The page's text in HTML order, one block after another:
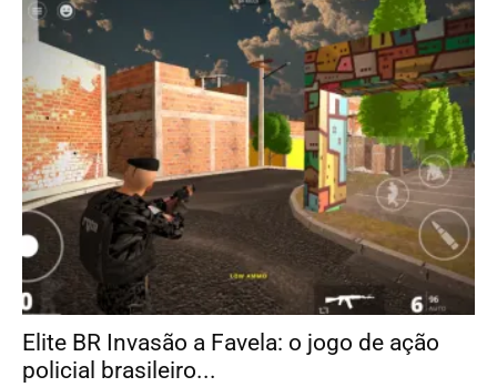
Elite BR Invasão a Favela: o jogo de ação
policial brasileiro...